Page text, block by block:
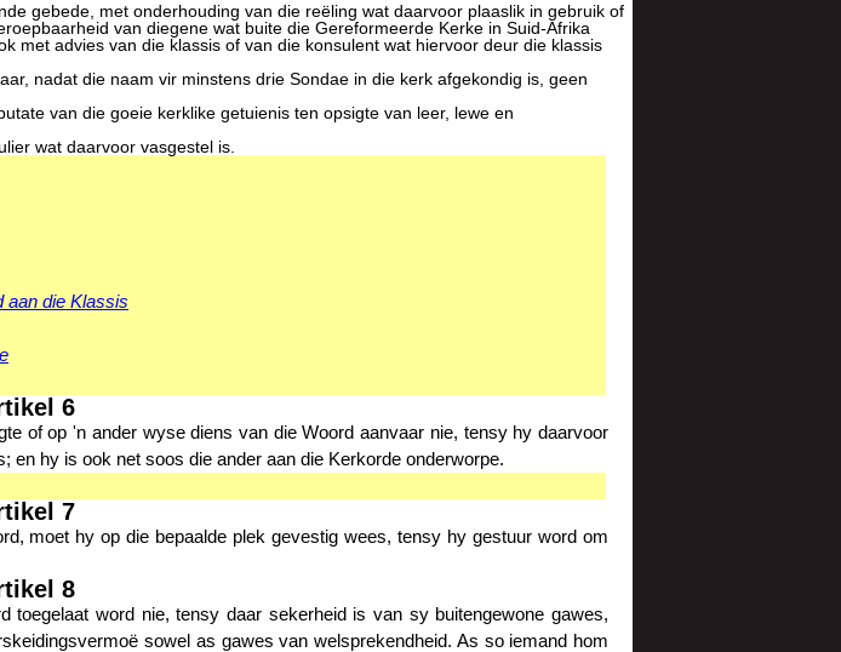
gebede, met onderhouding van die reëling wat daarvoor plaaslik in gebruik of
van diegene wat buite die Gereformeerde Kerke in Suid-Afrika
met advies van die klassis of van die konsulent wat hiervoor deur die klassis
nadat die naam vir minstens drie Sondae in die kerk afgekondig is, geen
van die goeie kerklike getuienis ten opsigte van leer, lewe en
wat daarvoor vasgestel is.
aan die Klassis
6
of op 'n ander wyse diens van die Woord aanvaar nie, tensy hy daarvoor
hy is ook net soos die ander aan die Kerkorde onderworpe.
7
moet hy op die bepaalde plek gevestig wees, tensy hy gestuur word om
8
word nie, tensy daar sekerheid is van sy buitengewone gawes,
sowel as gawes van welsprekendheid. As so iemand hom